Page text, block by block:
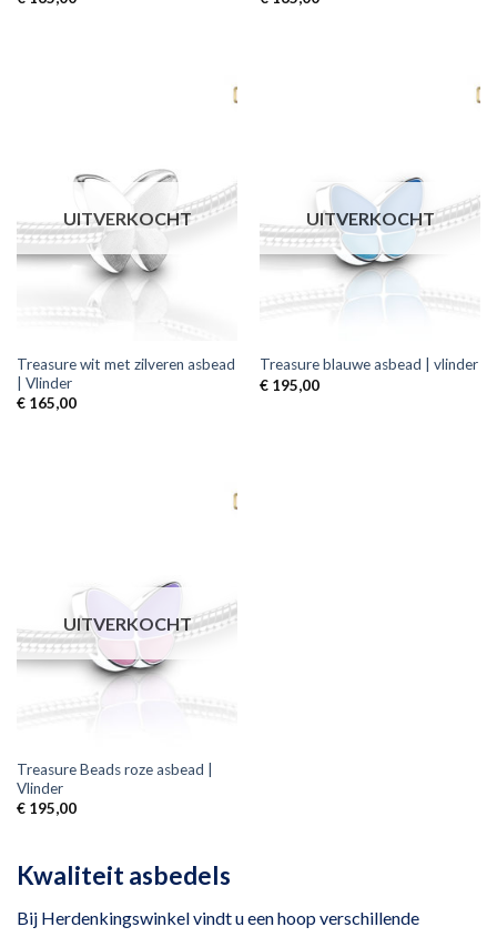
UITVERKOCHT
Treasure wit met zilveren asbead
| Vlinder
€165,00
UITVERKOCHT
Treasure blauwe asbead | vlinder
€195,00
UITVERKOCHT
Treasure Beads roze asbead |
Vlinder
€195,00
Kwaliteit asbedels
Bij Herdenkingswinkel vindt u een hoop verschillende